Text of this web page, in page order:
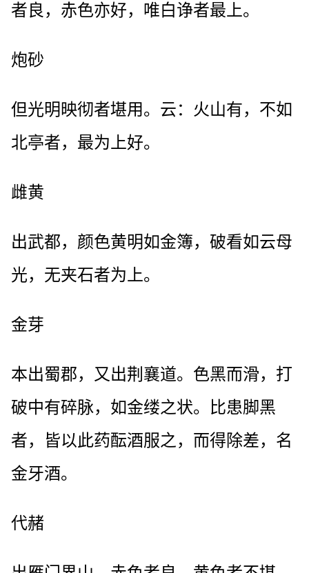
者良，赤色亦好，唯白诤者最上。
炮砂
但光明映彻者堪用。云：火山有，不如
北亭者，最为上好。
雌黄
出武都，颜色黄明如金簿，破看如云母
光，无夹石者为上。
金芽
本出蜀郡，又出荆襄道。色黑而滑，打
破中有碎脉，如金缕之状。比患脚黑
者，皆以此药酝酒服之，而得除差，名
金牙酒。
代赭